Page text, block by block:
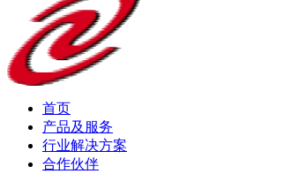
首页
产品及服务
行业解决方案
合作伙伴